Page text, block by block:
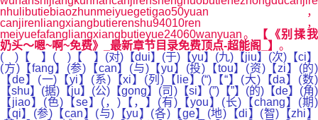
nhulibutiebiaozhunmeiyuegetigao50yuan，
canjirenliangxiangbutierenshu94010ren，
meiyuefafangliangxiangbutieyue24060wanyuan。
【《别揉我
奶头～嗯~啊~免费》_最新章节目录免费顶点-超能阁_】 。
( )【 】( )【 】(对)【dui】(于)【yu】(九)【jiu】(次)【ci】
(方)【fang】(参)【can】(与)【yu】(投)【tou】(资)【zi】(的)
【de】(一)【yi】(系)【xi】(列)【lie】(“)【“】(大)【da】(数)
【shu】(据)【ju】(公)【gong】(司)【si】(”)【”】(的)【de】(角)
【jiao】(色)【se】(，)【，】(有)【you】(长)【chang】(期)
【qi】(参)【can】(与)【yu】(各)【ge】(地)【di】(智)【zhi】